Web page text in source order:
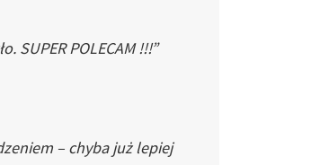
POLECAM !!!”
– chyba już lepiej